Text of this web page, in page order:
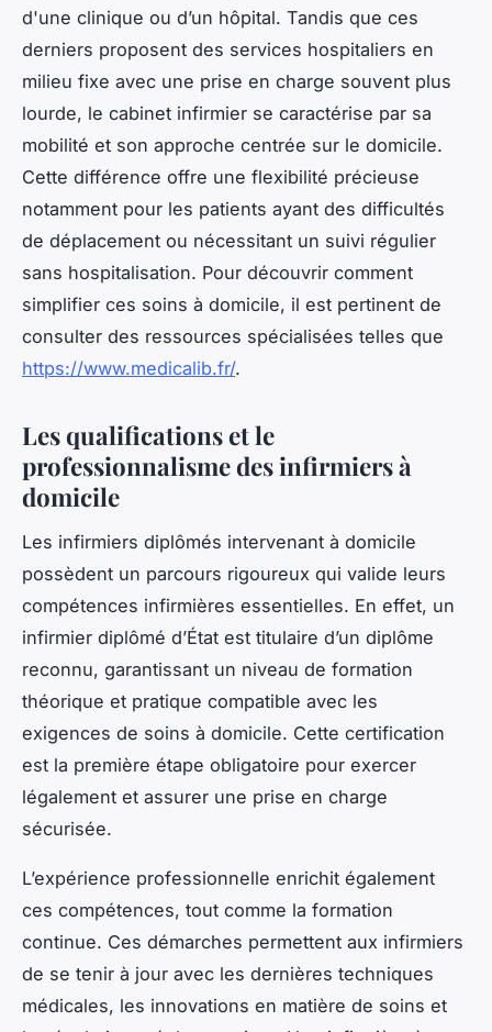
d'une clinique ou d’un hôpital. Tandis que ces
derniers proposent des services hospitaliers en
milieu fixe avec une prise en charge souvent plus
lourde, le cabinet infirmier se caractérise par sa
mobilité et son approche centrée sur le domicile.
Cette différence offre une flexibilité précieuse
notamment pour les patients ayant des difficultés
de déplacement ou nécessitant un suivi régulier
sans hospitalisation. Pour découvrir comment
simplifier ces soins à domicile, il est pertinent de
consulter des ressources spécialisées telles que
https://www.medicalib.fr/.
Les qualifications et le
professionnalisme des infirmiers à
domicile
Les infirmiers diplômés intervenant à domicile
possèdent un parcours rigoureux qui valide leurs
compétences infirmières essentielles. En effet, un
infirmier diplômé d’État est titulaire d’un diplôme
reconnu, garantissant un niveau de formation
théorique et pratique compatible avec les
exigences de soins à domicile. Cette certification
est la première étape obligatoire pour exercer
légalement et assurer une prise en charge
sécurisée.
L’expérience professionnelle enrichit également
ces compétences, tout comme la formation
continue. Ces démarches permettent aux infirmiers
de se tenir à jour avec les dernières techniques
médicales, les innovations en matière de soins et